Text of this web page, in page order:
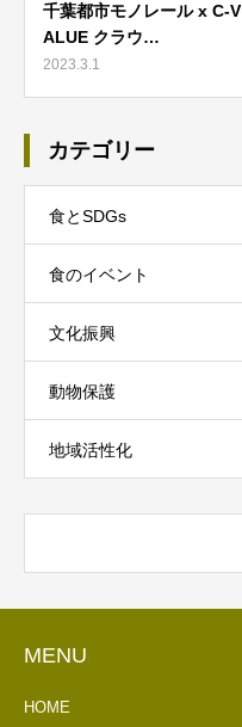
千葉都市モノレール x C-V
ALUE クラウ…
2023.3.1
カテゴリー
食とSDGs
食のイベント
文化振興
動物保護
地域活性化
MENU
HOME